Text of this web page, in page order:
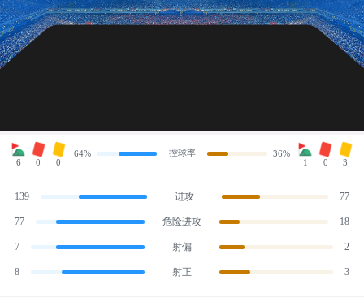
6 0 0
64% 控球率
36%
1
0 3
139 进攻 77
77 危险进攻 18
7 射偏 2
8 射正 3